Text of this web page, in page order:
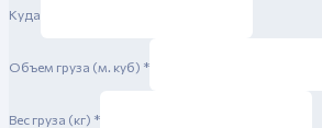
Куда
Объем груза (м. куб) *
Вес груза (кг) *